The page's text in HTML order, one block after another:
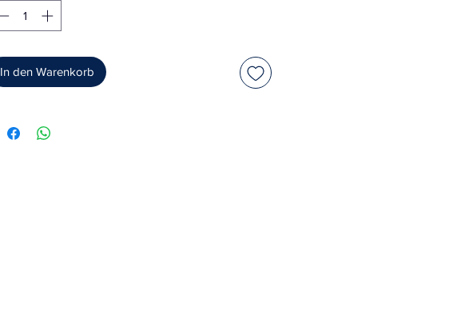
In den Warenkorb